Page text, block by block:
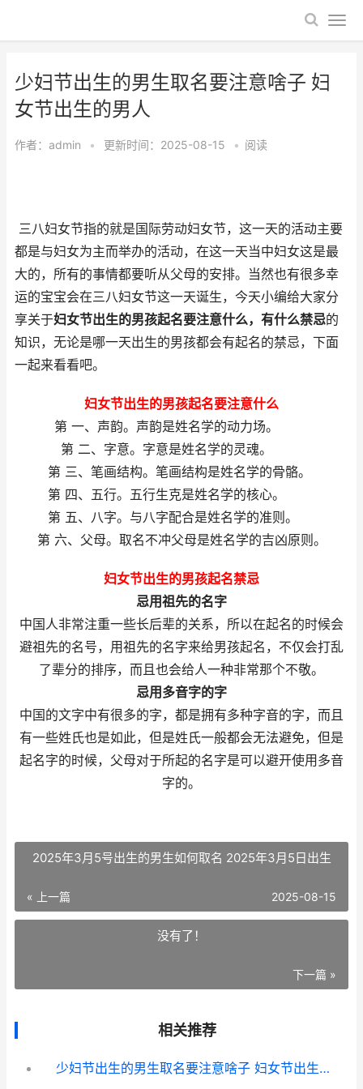
少妇节出生的男生取名要注意啥子 妇
女节出生的男人
作者： admin • 更新时间：2025-08-15 • 阅读
三八妇女节指的就是国际劳动妇女节，这一天的活动主要
都是与妇女为主而举办的活动，在这一天当中妇女这是最
大的，所有的事情都要听从父母的安排。当然也有很多幸
运的宝宝会在三八妇女节这一天诞生，今天小编给大家分
享关于妇女节出生的男孩起名要注意什么，有什么禁忌的
知识，无论是哪一天出生的男孩都会有起名的禁忌，下面
一起来看看吧。
妇女节出生的男孩起名要注意什么
第 一、声韵。声韵是姓名学的动力场。
第 二、字意。字意是姓名学的灵魂。
第 三、笔画结构。笔画结构是姓名学的骨骼。
第 四、五行。五行生克是姓名学的核心。
第 五、八字。与八字配合是姓名学的准则。
第 六、父母。取名不冲父母是姓名学的吉凶原则。
妇女节出生的男孩起名禁忌
忌用祖先的名字
中国人非常注重一些长后辈的关系，所以在起名的时候会
避祖先的名号，用祖先的名字来给男孩起名，不仅会打乱
了辈分的排序，而且也会给人一种非常那个不敬。
忌用多音字的字
中国的文字中有很多的字，都是拥有多种字音的字，而且
有一些姓氏也是如此，但是姓氏一般都会无法避免，但是
起名字的时候，父母对于所起的名字是可以避开使用多音
字的。
2025年3月5号出生的男生如何取名 2025年3月5日出生
« 上一篇 2025-08-15
没有了！
下一篇 »
相关推荐
少妇节出生的男生取名要注意啥子 妇女节出生的男人